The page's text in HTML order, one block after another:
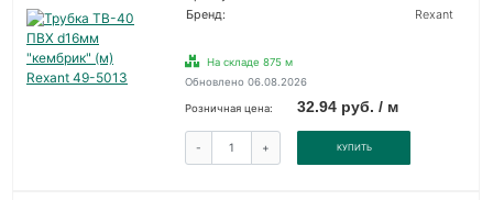
Бренд:
Rexant
На складе 875 м
Обновлено 06.08.2026
Розничная цена: 32.94 руб. / м
- + КУПИТЬ